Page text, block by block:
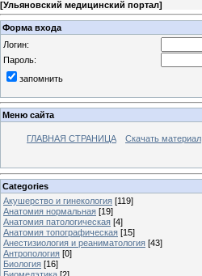
[Ульяновский медицинский портал]
Форма входа
Логин:
Пароль:
запомнить
Меню сайта
ГЛАВНАЯ СТРАНИЦА Скачать материал
Categories
Акушерство и гинекология [119]
Анатомия нормальная [19]
Анатомия патологическая [4]
Анатомия топографическая [15]
Анестизиология и реаниматология [43]
Антропология [0]
Биология [16]